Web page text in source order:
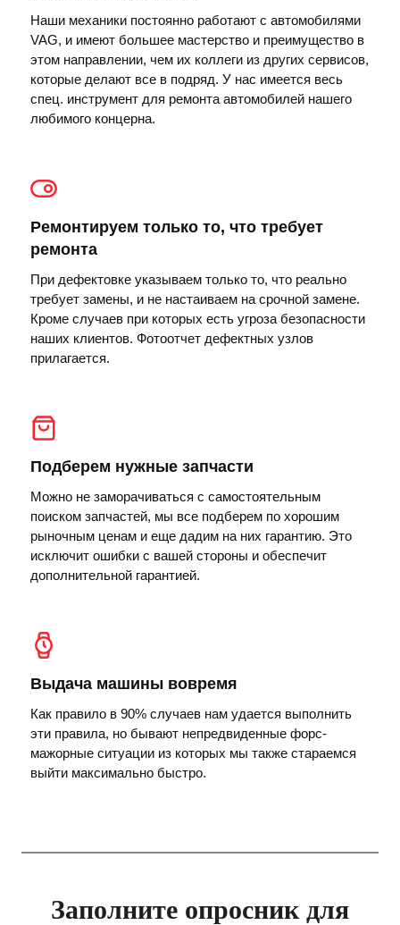
Наши механики постоянно работают с автомобилями
VAG, и имеют большее мастерство и преимущество в
этом направлении, чем их коллеги из других сервисов,
которые делают все в подряд. У нас имеется весь
спец. инструмент для ремонта автомобилей нашего
любимого концерна.
Ремонтируем только то, что требует
ремонта
При дефектовке указываем только то, что реально
требует замены, и не настаиваем на срочной замене.
Кроме случаев при которых есть угроза безопасности
наших клиентов. Фотоотчет дефектных узлов
прилагается.
Подберем нужные запчасти
Можно не заморачиваться с самостоятельным
поиском запчастей, мы все подберем по хорошим
рыночным ценам и еще дадим на них гарантию. Это
исключит ошибки с вашей стороны и обеспечит
дополнительной гарантией.
Выдача машины вовремя
Как правило в 90% случаев нам удается выполнить
эти правила, но бывают непредвиденные форс-
мажорные ситуации из которых мы также стараемся
выйти максимально быстро.
Заполните опросник для